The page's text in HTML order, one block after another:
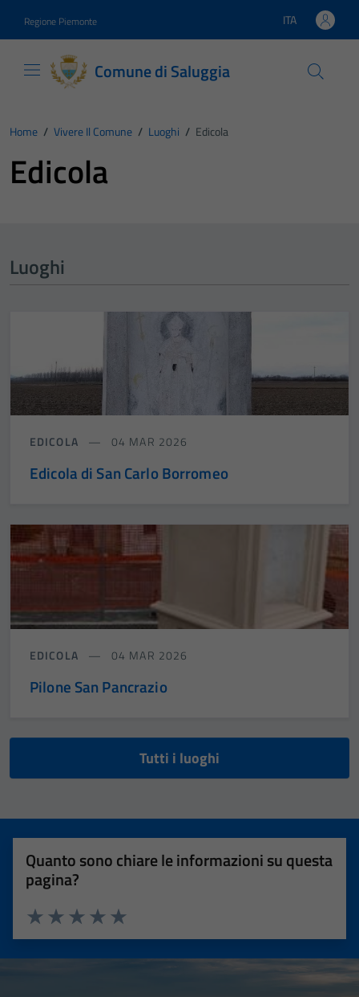
Regione Piemonte Lingua attiva:
ITA
Comune di Saluggia
Home / Vivere Il Comune / Luoghi / Edicola
Edicola
Luoghi
EDICOLA 04 MAR 2026
Edicola di San Carlo Borromeo
EDICOLA 04 MAR 2026
Pilone San Pancrazio
Tutti i luoghi
Quanto sono chiare le informazioni su questa
pagina?
Valuta 5 stelle su 5
Valuta 4 stelle su 5
Valuta 3 stelle su 5
Valuta 2 stelle su 5
Valuta 1 stelle su 5